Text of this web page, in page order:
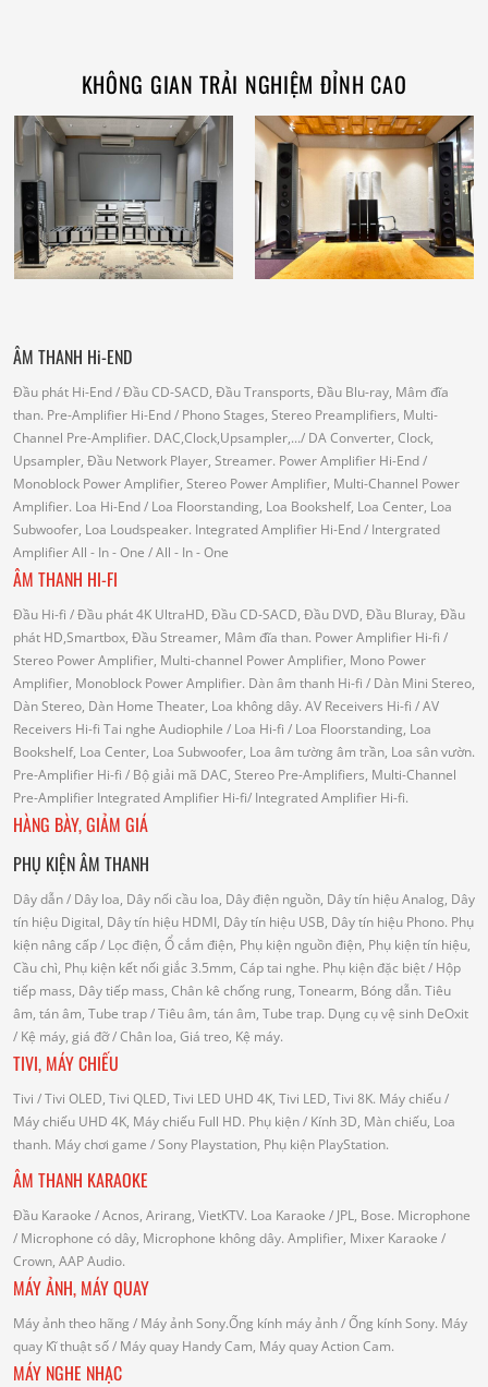
KHÔNG GIAN TRẢI NGHIỆM ĐỈNH CAO
ÂM THANH Hi-END
Đầu phát Hi-End/ Đầu CD-SACD, Đầu Transports, Đầu Blu-ray, Mâm đĩa
than. Pre-Amplifier Hi-End/ Phono Stages, Stereo Preamplifiers, Multi-
Channel Pre-Amplifier. DAC,Clock,Upsampler,.../ DA Converter, Clock,
Upsampler, Đầu Network Player, Streamer. Power Amplifier Hi-End/
Monoblock Power Amplifier, Stereo Power Amplifier, Multi-Channel Power
Amplifier. Loa Hi-End/ Loa Floorstanding, Loa Bookshelf, Loa Center, Loa
Subwoofer, Loa Loudspeaker. Integrated Amplifier Hi-End/ Intergrated
AmplifierAll - In - One / All - In - One
ÂM THANH HI-FI
Đầu Hi-fi / Đầu phát 4K UltraHD, Đầu CD-SACD, Đầu DVD, Đầu Bluray, Đầu
phát HD,Smartbox, Đầu Streamer, Mâm đĩa than. Power Amplifier Hi-fi /
Stereo Power Amplifier, Multi-channel Power Amplifier, Mono Power
Amplifier, Monoblock Power Amplifier. Dàn âm thanh Hi-fi / Dàn Mini Stereo,
Dàn Stereo, Dàn Home Theater, Loa không dây. AV Receivers Hi-fi / AV
Receivers Hi-fi Tai nghe Audiophile / Loa Hi-fi / Loa Floorstanding, Loa
Bookshelf, Loa Center, Loa Subwoofer, Loa âm tường âm trần, Loa sân vườn.
Pre-Amplifier Hi-fi / Bộ giải mã DAC, Stereo Pre-Amplifiers, Multi-Channel
Pre-Amplifier Integrated Amplifier Hi-fi/ Integrated Amplifier Hi-fi.
HÀNG BÀY, GIẢM GIÁ
PHỤ KIỆN ÂM THANH
Dây dẫn/ Dây loa, Dây nối cầu loa, Dây điện nguồn, Dây tín hiệu Analog, Dây
tín hiệu Digital, Dây tín hiệu HDMI, Dây tín hiệu USB, Dây tín hiệu Phono. Phụ
kiện nâng cấp/ Lọc điện, Ổ cắm điện, Phụ kiện nguồn điện, Phụ kiện tín hiệu,
Cầu chì, Phụ kiện kết nối giắc 3.5mm, Cáp tai nghe. Phụ kiện đặc biệt/ Hộp
tiếp mass, Dây tiếp mass, Chân kê chống rung, Tonearm, Bóng dẫn. Tiêu
âm, tán âm, Tube trap/ Tiêu âm, tán âm, Tube trap. Dụng cụ vệ sinh DeOxit
/ Kệ máy, giá đỡ/ Chân loa, Giá treo, Kệ máy.
TIVI, MÁY CHIẾU
Tivi / Tivi OLED, Tivi QLED, Tivi LED UHD 4K, Tivi LED, Tivi 8K. Máy chiếu/
Máy chiếu UHD 4K, Máy chiếu Full HD. Phụ kiện/ Kính 3D, Màn chiếu, Loa
thanh. Máy chơi game / Sony Playstation, Phụ kiện PlayStation.
ÂM THANH KARAOKE
Đầu Karaoke / Acnos, Arirang, VietKTV. Loa Karaoke / JPL, Bose. Microphone
/ Microphone có dây, Microphone không dây. Amplifier, Mixer Karaoke /
Crown, AAP Audio.
MÁY ẢNH, MÁY QUAY
Máy ảnh theo hãng / Máy ảnh Sony.Ống kính máy ảnh / Ống kính Sony. Máy
quay Kĩ thuật số/ Máy quay Handy Cam, Máy quay Action Cam.
MÁY NGHE NHẠC